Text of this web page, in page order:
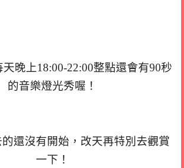
晚上18:00-22:00整點還會有90秒
的音樂燈光秀喔！
還沒有開始，改天再特別去觀賞
一下！